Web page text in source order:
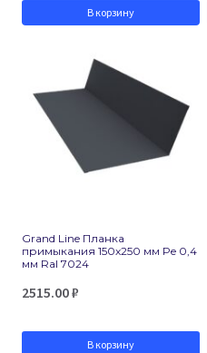
В корзину
Grand Line Планка
примыкания 150х250 мм Pe 0,4
мм Ral 7024
2515.00₽
В корзину